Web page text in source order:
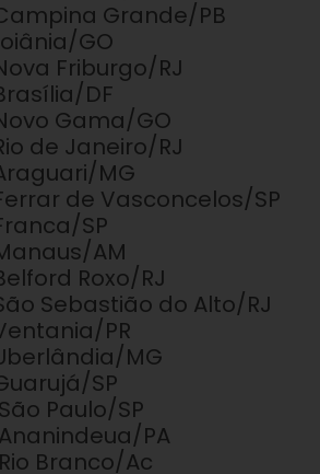
Grande/PB
GO
Friburgo/RJ
DF
Gama/GO
de Janeiro/RJ
MG
de Vasconcelos/SP
SP
AM
Roxo/RJ
Sebastião do Alto/RJ
PR
MG
SP
Paulo/SP
PA
Branco/Ac